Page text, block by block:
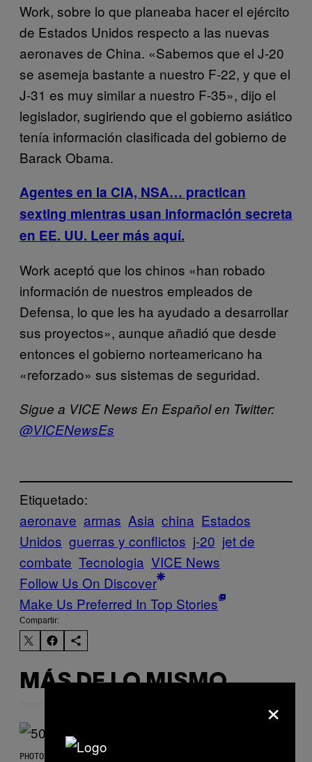
Work, sobre lo que planeaba hacer el ejército
de Estados Unidos respecto a las nuevas
aeronaves de China. «Sabemos que el J-20
se asemeja bastante a nuestro F-22, y que el
J-31 es muy similar a nuestro F-35», dijo el
legislador, sugiriendo que el gobierno asiático
tenía información clasificada del gobierno de
Barack Obama.
Agentes en la CIA, NSA… practican
sexting mientras usan información secreta
en EE. UU. Leer más aquí.
Work aceptó que los chinos «han robado
información de nuestros empleados de
Defensa, lo que les ha ayudado a desarrollar
sus proyectos», aunque añadió que desde
entonces el gobierno norteamericano ha
«reforzado» sus sistemas de seguridad.
Sigue a VICE News En Español en Twitter:
@VICENewsEs
Etiquetado:
aeronave armas Asia china Estados
Unidos guerras y conflictos j-20 jet de
combate Tecnologia VICE News
Follow Us On Discover
Make Us Preferred In Top Stories
Compartir:
MÁS DE LO MISMO
PHOTO BY GREGORY BOJORQUEZ/GETTY IMAGES
×